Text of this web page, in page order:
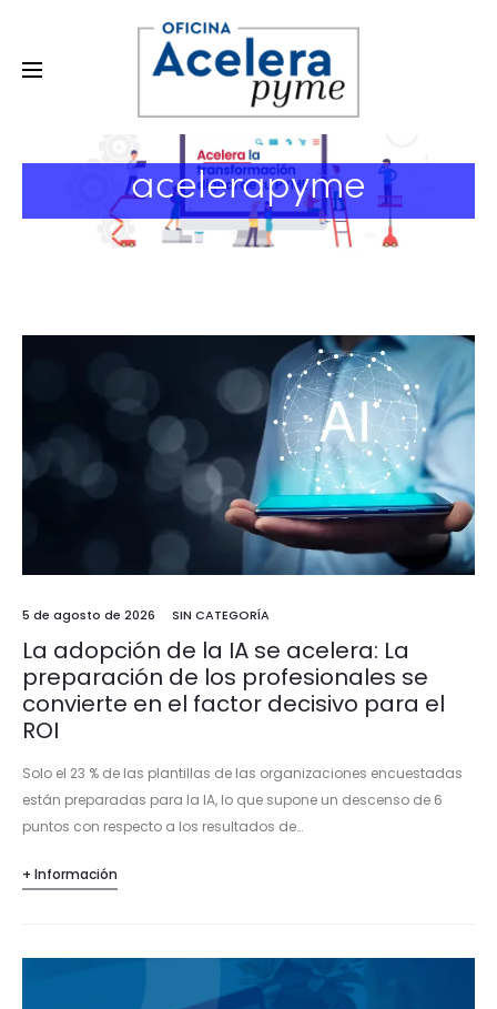
acelerapyme
5 de agosto de 2026 SIN CATEGORÍA
La adopción de la IA se acelera: La
preparación de los profesionales se
convierte en el factor decisivo para el
ROI
Solo el 23 % de las plantillas de las organizaciones encuestadas
están preparadas para la IA, lo que supone un descenso de 6
puntos con respecto a los resultados de…
+ Información